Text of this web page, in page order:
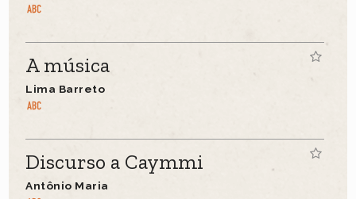
A música
Lima Barreto
Discurso a Caymmi
Antônio Maria